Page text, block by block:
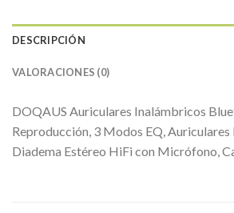
DESCRIPCIÓN
VALORACIONES (0)
DOQAUS Auriculares Inalámbricos
Reproducción, 3 Modos EQ,
Diadema Estéreo HiFi con Micrófono,